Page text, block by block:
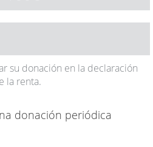
su donación en la declaración
la renta.
donación periódica